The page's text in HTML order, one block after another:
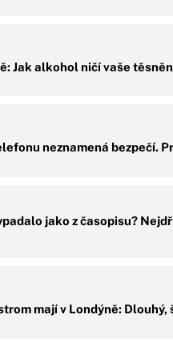
Jak alkohol ničí vaše
neznamená bezpečí.
jako z časopisu?
mají v Londýně: